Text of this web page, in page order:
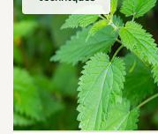
Nutriments
Observation
Œuf
Oignon
Oiseaux
Olivier